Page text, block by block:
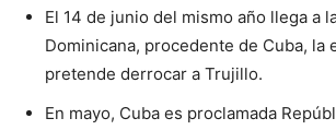
El 14 de junio del mismo año llega a
Dominicana, procedente de Cuba, la
pretende derrocar a Trujillo.
En mayo, Cuba es proclamada